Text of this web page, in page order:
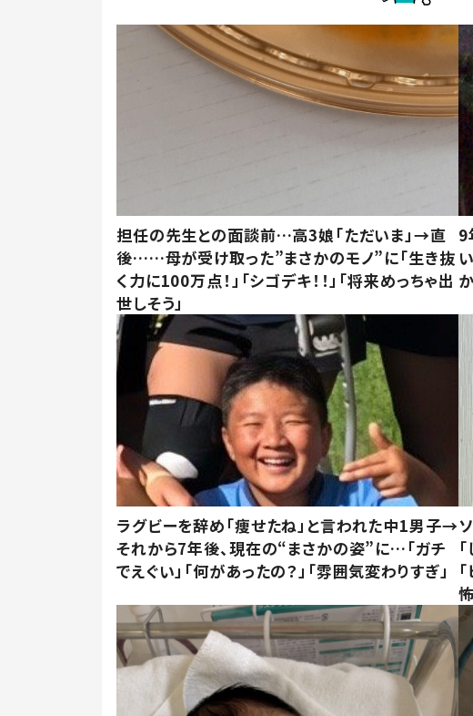
担任の先生との面談前…高3娘「ただいま」→直
後……母が受け取った”まさかのモノ”に「生き抜
く力に100万点！」「シゴデキ！！」「将来めっちゃ出
世しそう」
9
ラグビーを辞め「痩せたね」と言われた中1男子→
それから7年後、現在の“まさかの姿”に…「ガチ
でえぐい」「何があったの？」「雰囲気変わりすぎ」